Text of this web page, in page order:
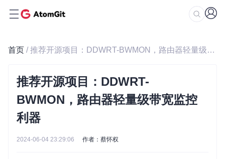
首页 / 推荐开源项目：DDWRT-BWMON，路由器轻量级带宽监控利器
推荐开源项目：DDWRT-
BWMON，路由器轻量级带宽监控
利器
2024-06-04 23:29:06 作者：蔡怀权